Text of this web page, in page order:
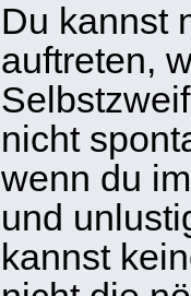
Du kannst
auftreten,
nicht
wenn du
und
kannst